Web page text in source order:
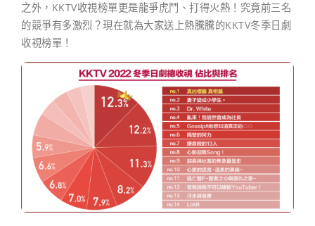
之外，KKTV收視榜單更是龍爭虎鬥、打得火熱！究竟前三名
的競爭有多激烈？現在就為大家送上熱騰騰的KKTV冬季日劇
收視榜單！